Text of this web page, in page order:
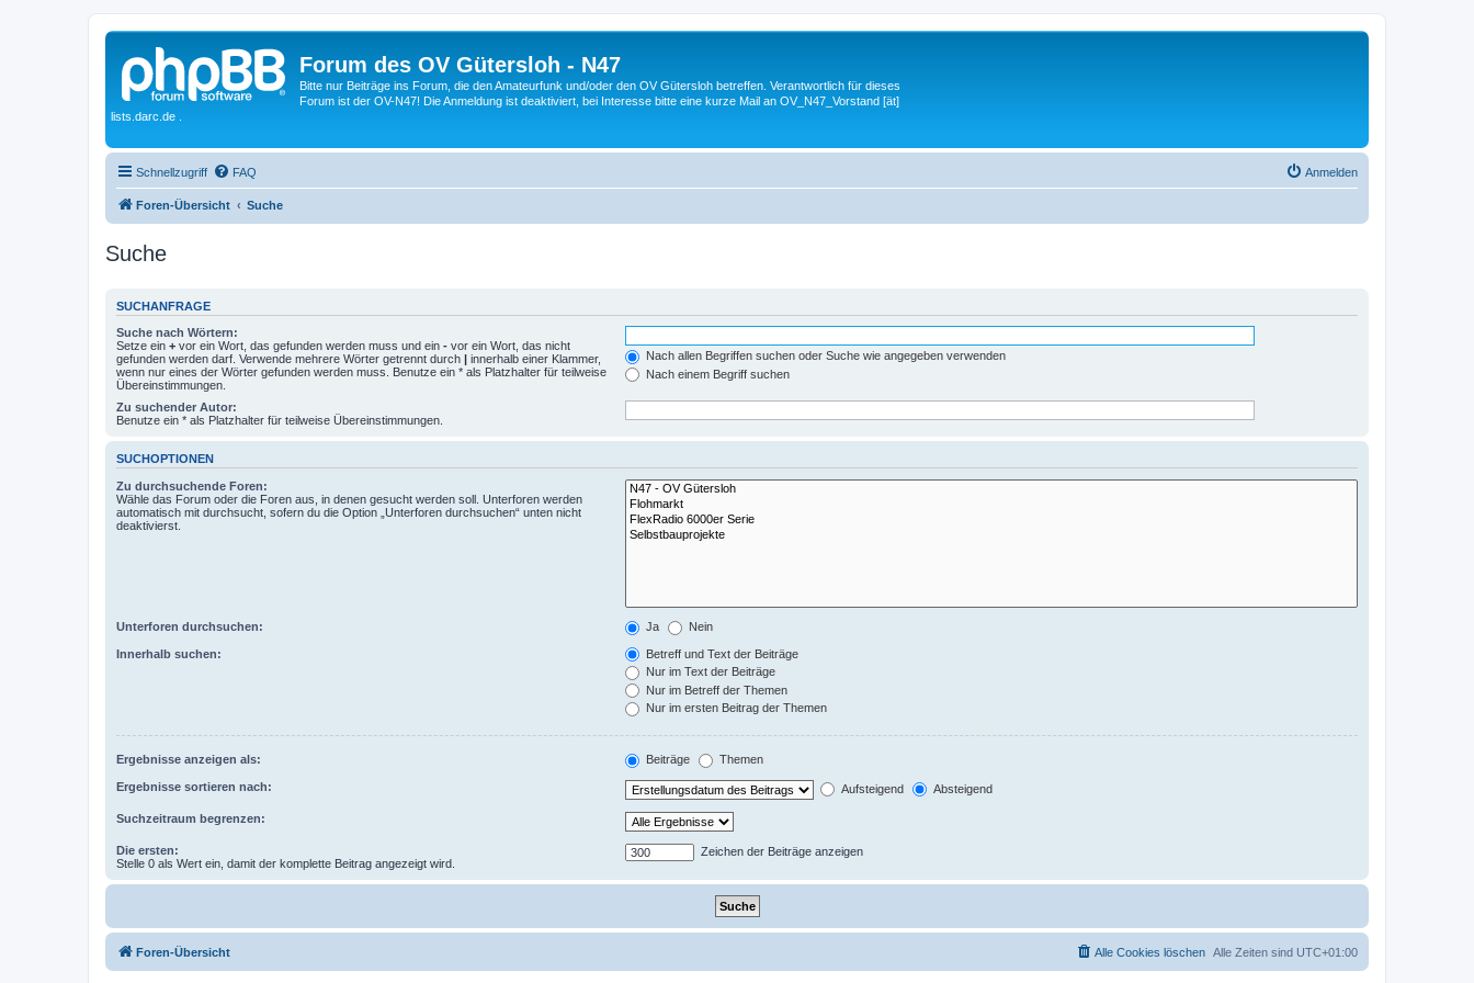
Forum des OV Gütersloh - N47
Bitte nur Beiträge ins Forum, die den Amateurfunk und/oder den OV Gütersloh betreffen. Verantwortlich für dieses
Forum ist der OV-N47! Die Anmeldung ist deaktiviert, bei Interesse bitte eine kurze Mail an OV_N47_Vorstand [ät]
lists.darc.de .
Schnellzugriff FAQ Anmelden
Foren-Übersicht Suche
Suche
SUCHANFRAGE
Suche nach Wörtern:
Setze ein + vor ein Wort, das gefunden werden muss und ein - vor ein Wort, das nicht
gefunden werden darf. Verwende mehrere Wörter getrennt durch | innerhalb einer Klammer,
wenn nur eines der Wörter gefunden werden muss. Benutze ein * als Platzhalter für teilweise
Übereinstimmungen.
Nach allen Begriffen suchen oder Suche wie angegeben verwenden
Nach einem Begriff suchen
Zu suchender Autor:
Benutze ein * als Platzhalter für teilweise Übereinstimmungen.
SUCHOPTIONEN
Zu durchsuchende Foren:
Wähle das Forum oder die Foren aus, in denen gesucht werden soll. Unterforen werden
automatisch mit durchsucht, sofern du die Option „Unterforen durchsuchen“ unten nicht
deaktivierst.
Unterforen durchsuchen: Ja Nein
Innerhalb suchen:
Betreff und Text der Beiträge
Nur im Text der Beiträge
Nur im Betreff der Themen
Nur im ersten Beitrag der Themen
Ergebnisse anzeigen als: Beiträge Themen
Ergebnisse sortieren nach: Aufsteigend Absteigend
Suchzeitraum begrenzen:
Die ersten:
Stelle 0 als Wert ein, damit der komplette Beitrag angezeigt wird.
Zeichen der Beiträge anzeigen
Foren-Übersicht Alle Zeiten sind UTC+01:00
Alle Cookies löschen